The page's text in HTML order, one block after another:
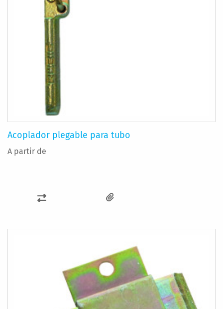
Acoplador plegable para tubo
A partir de
AÑADIR
COMPARAR